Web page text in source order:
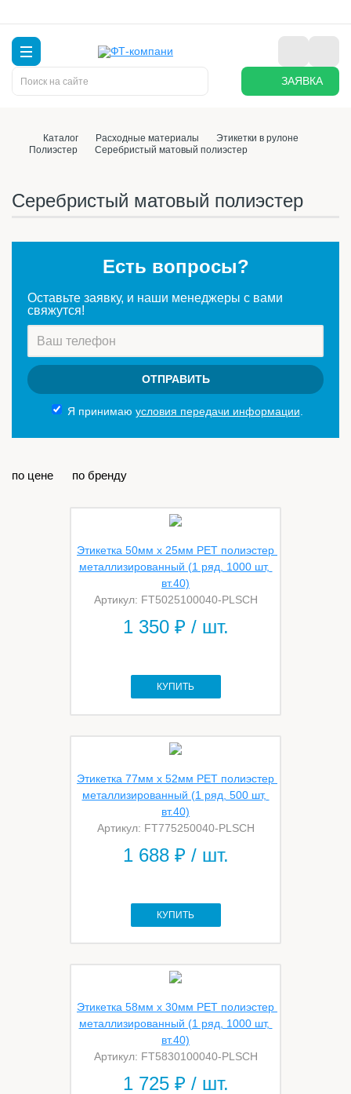
ЗАЯВКА
Каталог Расходные материалы
Этикетки в рулоне
Полиэстер
Серебристый матовый полиэстер
Серебристый матовый полиэстер
Есть вопросы?
Оставьте заявку, и наши менеджеры с вами
свяжутся!
ОТПРАВИТЬ
Я принимаю условия передачи информации
по цене по бренду
Этикетка 50мм х 25мм PET полиэстер
металлизированный (1 ряд, 1000 шт,
вт.40)
Артикул: FT5025100040-PLSCH
1 350₽ / шт.
КУПИТЬ
Этикетка 77мм х 52мм PET полиэстер
металлизированный (1 ряд, 500 шт,
вт.40)
Артикул: FT775250040-PLSCH
1 688₽ / шт.
КУПИТЬ
Этикетка 58мм х 30мм PET полиэстер
металлизированный (1 ряд, 1000 шт,
вт.40)
Артикул: FT5830100040-PLSCH
1 725₽ / шт.